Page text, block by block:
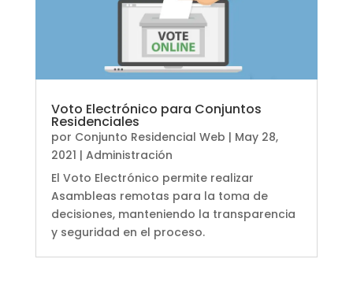
Voto Electrónico para Conjuntos
Residenciales
por Conjunto Residencial Web | May 28,
2021 | Administración
El Voto Electrónico permite realizar
Asambleas remotas para la toma de
decisiones, manteniendo la transparencia
y seguridad en el proceso.